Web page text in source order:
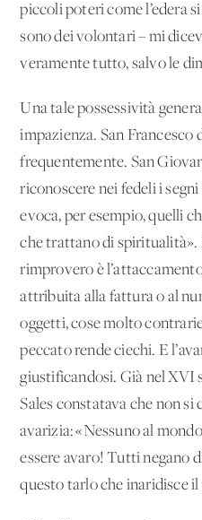
piccoli poteri come l’edera
sono dei volontari – mi
veramente tutto, salvo le
Una tale possessività
impazienza. San Francesco
frequentemente. San
riconoscere nei fedeli i
evoca, per esempio, quelli
che trattano di spiritualità».
rimprovero è
attribuita alla fattura o al
oggetti, cose molto
peccato rende ciechi. E
giustificandosi. Già nel XVI
Sales constatava che non si
avarizia: «Nessuno al
essere avaro! Tutti negano
questo tarlo che